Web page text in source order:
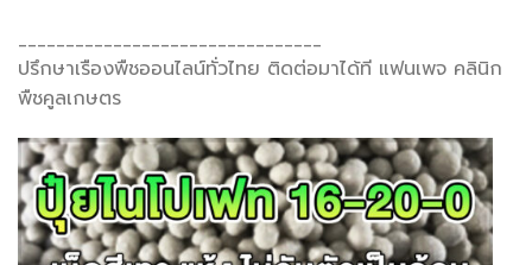
________________________________
ปรึกษาเรืองพืชออนไลน์ทั่วไทย ติดต่อมาได้ที แฟนเพจ คลินิก
พืชคูลเกษตร